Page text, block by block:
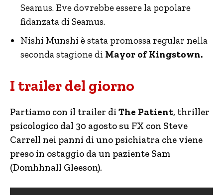
Seamus. Eve dovrebbe essere la popolare
fidanzata di Seamus.
Nishi Munshi è stata promossa regular nella
seconda stagione di Mayor of Kingstown.
I trailer del giorno
Partiamo con il trailer di The Patient, thriller
psicologico dal 30 agosto su FX con Steve
Carrell nei panni di uno psichiatra che viene
preso in ostaggio da un paziente Sam
(Domhhnall Gleeson).